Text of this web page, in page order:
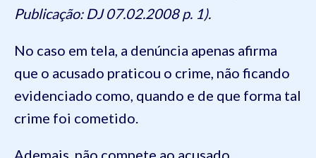
Publicação: DJ 07.02.2008 p. 1).
No caso em tela, a denúncia apenas afirma
que o acusado praticou o crime, não ficando
evidenciado como, quando e de que forma tal
crime foi cometido.
Ademais, não compete ao acusado